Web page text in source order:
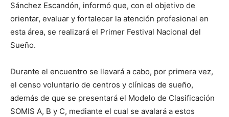
Sánchez Escandón, informó que, con el objetivo de
orientar, evaluar y fortalecer la atención profesional en
esta área, se realizará el Primer Festival Nacional del
Sueño.
Durante el encuentro se llevará a cabo, por primera vez,
el censo voluntario de centros y clínicas de sueño,
además de que se presentará el Modelo de Clasificación
SOMIS A, B y C, mediante el cual se avalará a estos